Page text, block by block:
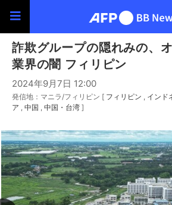
詐欺グループの隠れみの、
業界の闇 フィリピン
2024年9月7日 12:00
発信地：マニラ/フィリピン [ フィリピン インド
ア
中国 中国・台湾 ]